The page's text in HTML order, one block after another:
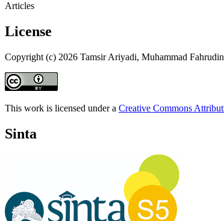
Articles
License
Copyright (c) 2026 Tamsir Ariyadi, Muhammad
This work is licensed under a Creative Commons
Sinta